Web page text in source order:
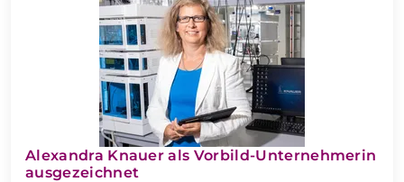
Alexandra Knauer als Vorbild-Unternehmerin
ausgezeichnet